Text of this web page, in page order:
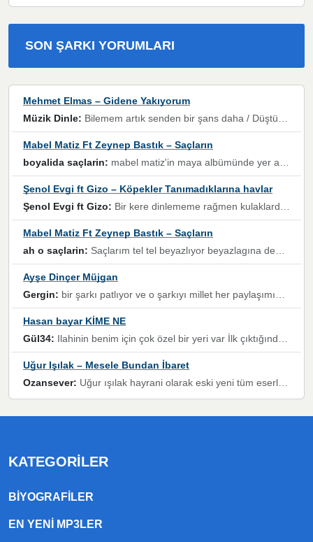
SON ŞARKI YORUMLARI
Mehmet Elmas – Gidene Yakıyorum
Müzik Dinle: Bilemem artık senden bir şans daha / Düştüğün zaman ben olmayacağım yanında” dizeleri, artık geçmişin tekrarına izin verilmeyeceğini, kişisel sınırların çizildiğini gösteriyor.
Mabel Matiz Ft Zeynep Bastık – Saçların
boyalida saçlarin: mabel matiz'in maya albümünde yer alan güzellerden. parça da şarkı hani! müzikal altyapısına vurulduğum, sözlerinde kaybolduğum bir parça olmuş.
Şenol Evgi ft Gizo – Köpekler Tanımadıklarına havlar
Şenol Evgi ft Gizo: Bir kere dinlememe rağmen kulaklardan gitmiyor sen sen sen sen kurban ol sen sen sen sen hayran ol yükses ses müzik dinleme sebebisiniz canlar bomba gibi patladınız maşallah
Mabel Matiz Ft Zeynep Bastık – Saçların
ah o saçlarin: Saçlarım tel tel beyazlıyor beyazlagına degil yanımda sen yoksun ona üzülüyorum günler bir bir geçiyor geçen günlere değil sensiz geçen günlere darılıyorum,Dinledikce asla kavusamayacagim ama asla unutamicagim sevdiğim adam için yanar içim
Ayşe Dinçer Müjgan
Gergin: bir şarkı patlıyor ve o şarkıyı millet her paylaşımın altına koyuyor ve öyle bir durum hal alıyor ki şarkıyı dinlemeden şarkıdan bikıyorsun Ama bu enteresan bir şekilde dillere dolanıyor millet olarak seviyoruz dertlerle boğuşurken bir yandan da göbek atmayi))) diyeceklerim bu kadar güzel hoş bir sayfa emeğinize sağlık arkadaşlar kolay gelsin
Hasan bayar KİME NE
Gül34: Ilahinin benim için çok özel bir yeri var İlk çıktığında komşum ne kadar yüksek sesle dinliyorsa orada duymuştum ve YouTube'dan aratıp Bu ilahiyi bulmuştum ve sonra müdavimi oldum günlük Ben de 3-5 kere dinleyip ezberleyip artık ilahiye bende eşlik ediyorum yüksek sesle Allah razı olsun hizmet nimettir Rabbim sizin zahmetlerinize de hayırlı nimetler versin Selam ve dua ile Allah'a emanet olun
Uğur Işılak – Mesele Bundan İbaret
Ozansever: Uğur ışılak hayrani olarak eski yeni tüm eserlerini keyifle huzurla dinleyenlerden birisiyim, emeğine saygı duyan gönül veren bunu en güzel şekilde sevenlerine ulaştıran siz değerli sayfa yöneticilerine de teşekkür ederim
KATEGORILER
BIYOGRAFILER
EN YENI MP3LER